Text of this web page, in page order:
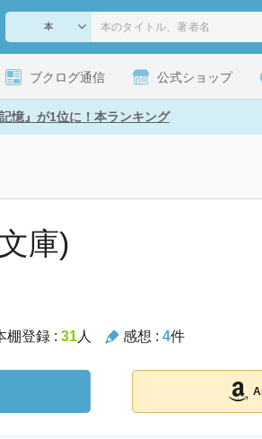
ブクログ通信 公式ショップ
記憶』が1位に！本ランキング
庫)
棚登録 : 31人 感想 : 4件